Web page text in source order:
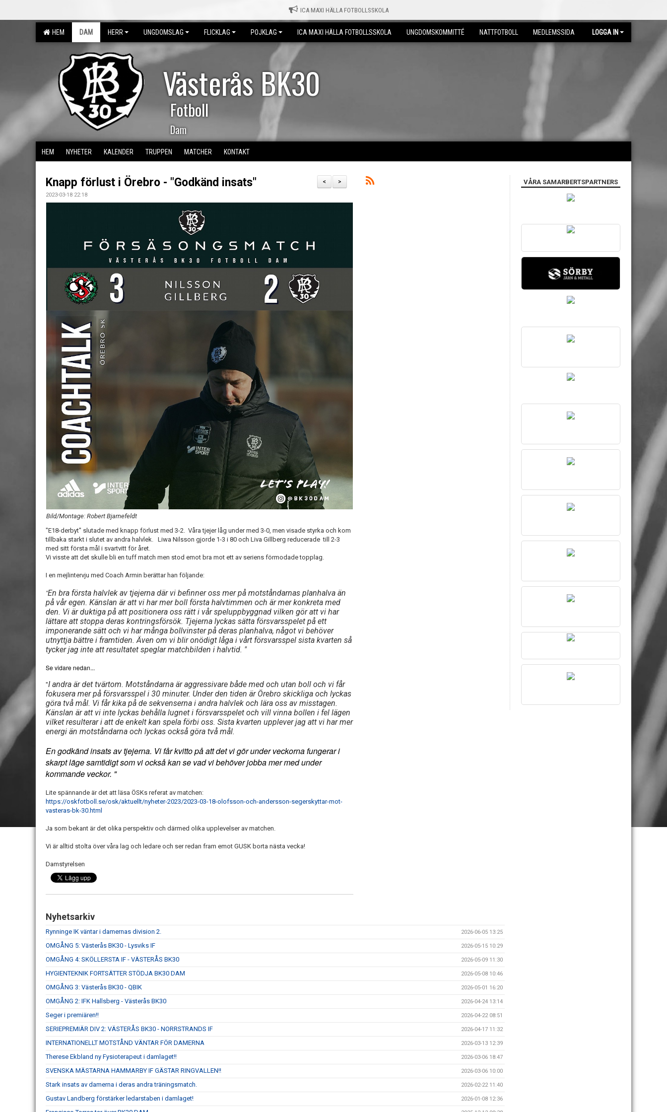
ICA MAXI HÄLLA FOTBOLLSSKOLA
HEM DAM HERR UNGDOMSLAG FLICKLAG POJKLAG ICA MAXI HÄLLA FOTBOLLSSKOLA UNGDOMSKOMMITTÉ NATTFOTBOLL MEDLEMSSIDA LOGGA IN
Västerås BK30
Fotboll
Dam
HEM NYHETER KALENDER TRUPPEN MATCHER KONTAKT
>
<
Knapp förlust i Örebro - "Godkänd insats"
2023-03-18 22:18
Bild/Montage: Robert Bjarnefeldt
"E18-derbyt" slutade med knapp förlust med 3-2. Våra tjejer låg under med 3-0, men visade styrka och kom
tillbaka starkt i slutet av andra halvlek. Liwa Nilsson gjorde 1-3 i 80 och Liva Gillberg reducerade till 2-3
med sitt första mål i svartvitt för året.
Vi visste att det skulle bli en tuff match men stod emot bra mot ett av seriens förmodade topplag.
I en mejlintervju med Coach Armin berättar han följande:
"En bra första halvlek av tjejerna där vi befinner oss mer på motståndarnas planhalva än
på vår egen. Känslan är att vi har mer boll första halvtimmen och är mer konkreta med
den. Vi är duktiga på att positionera oss rätt i vår speluppbyggnad vilken gör att vi har
lättare att stoppa deras kontringsförsök. Tjejerna lyckas sätta försvarsspelet på ett
imponerande sätt och vi har många bollvinster på deras planhalva, något vi behöver
utnyttja bättre i framtiden. Även om vi blir onödigt låga i vårt försvarsspel sista kvarten så
tycker jag inte att resultatet speglar matchbilden i halvtid. "
Se vidare nedan...
"I andra är det tvärtom. Motståndarna är aggressivare både med och utan boll och vi får
fokusera mer på försvarsspel i 30 minuter. Under den tiden är Örebro skickliga och lyckas
göra två mål. Vi får kika på de sekvenserna i andra halvlek och lära oss av misstagen.
Känslan är att vi inte lyckas behålla lugnet i försvarsspelet och vill vinna bollen i fel lägen
vilket resulterar i att de enkelt kan spela förbi oss. Sista kvarten upplever jag att vi har mer
energi än motståndarna och lyckas också göra två mål.
En godkänd insats av tjejerna. Vi får kvitto på att det vi gör under veckorna fungerar i
skarpt läge samtidigt som vi också kan se vad vi behöver jobba mer med under
kommande veckor. "
Lite spännande är det att läsa ÖSKs referat av matchen:
https://oskfotboll.se/osk/aktuellt/nyheter-2023/2023-03-18-olofsson-och-andersson-segerskyttar-mot-
vasteras-bk-30.html
Ja som bekant är det olika perspektiv och därmed olika upplevelser av matchen.
Vi är alltid stolta över våra lag och ledare och ser redan fram emot GUSK borta nästa vecka!
Damstyrelsen
Nyhetsarkiv
Rynninge IK väntar i damernas division 2. 2026-06-05 13:25
OMGÅNG 5: Västerås BK30 - Lysviks IF 2026-05-15 10:29
OMGÅNG 4: SKÖLLERSTA IF - VÄSTERÅS BK30 2026-05-09 11:30
HYGIENTEKNIK FORTSÄTTER STÖDJA BK30 DAM 2026-05-08 10:46
OMGÅNG 3: Västerås BK30 - QBIK 2026-05-01 16:20
OMGÅNG 2: IFK Hallsberg - Västerås BK30 2026-04-24 13:14
Seger i premiären!! 2026-04-22 08:51
SERIEPREMIÄR DIV 2: VÄSTERÅS BK30 - NORRSTRANDS IF 2026-04-17 11:32
INTERNATIONELLT MOTSTÅND VÄNTAR FÖR DAMERNA 2026-03-13 12:39
Therese Ekbland ny Fysioterapeut i damlaget!! 2026-03-06 18:47
SVENSKA MÄSTARNA HAMMARBY IF GÄSTAR RINGVALLEN!! 2026-03-06 10:00
Stark insats av damerna i deras andra träningsmatch. 2026-02-22 11:40
Gustav Landberg förstärker ledarstaben i damlaget! 2026-01-08 12:36
VÅRA SAMARBERTSPARTNERS